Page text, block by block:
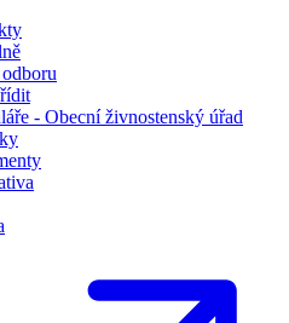
- Obecní živnostenský úřad